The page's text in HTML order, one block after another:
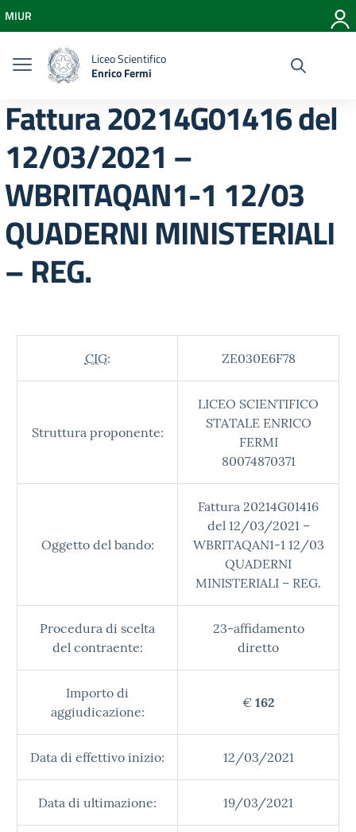
Vai al menu di navigazione
Vai al footer
MIUR
Liceo Scientifico
Enrico Fermi
Fattura 20214G01416 del
12/03/2021 –
WBRITAQAN1-1 12/03
QUADERNI MINISTERIALI
– REG.
CIG: ZE030E6F78
Struttura proponente:
LICEO SCIENTIFICO
STATALE ENRICO
FERMI
80074870371
Oggetto del bando:
Fattura 20214G01416
del 12/03/2021 –
WBRITAQAN1-1 12/03
QUADERNI
MINISTERIALI – REG.
Procedura di scelta
del contraente:
23-affidamento
diretto
Importo di
aggiudicazione:
€ 162
Data di effettivo inizio: 12/03/2021
Data di ultimazione: 19/03/2021